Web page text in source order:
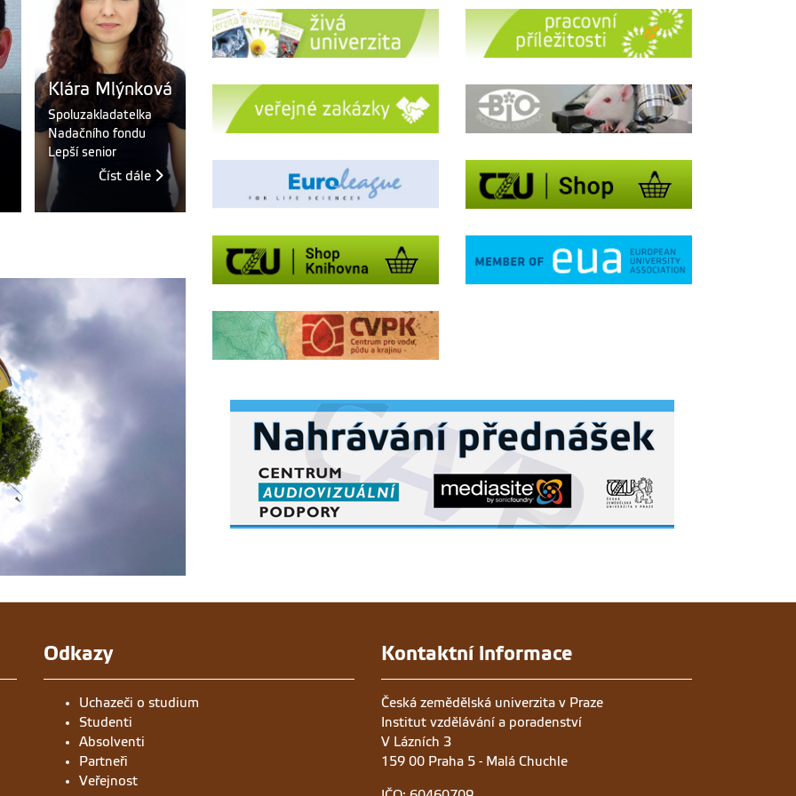
Markéta
Fraibišová
metodik IPS na ÚP
Číst dále
Jana
Jakoubková
People Continuity
Číst dále
Denisa
Lojdová
Číst dále
Kateřina
Pešková
Odkazy
Uchazeči o studium
Studenti
Absolventi
Partneři
Veřejnost
Kontaktní informace
Česká zemědělská univerzita v Praze
Institut vzdělávání a poradenství
V Lázních 3
159 00 Praha 5 - Malá Chuchle